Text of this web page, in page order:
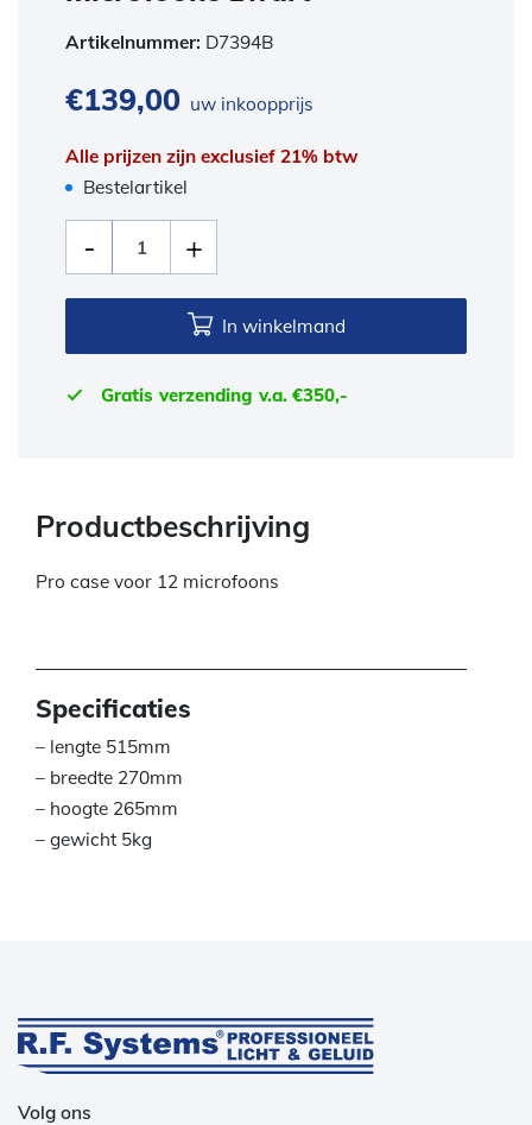
Artikelnummer: D7394B
€139,00 uw inkoopprijs
Alle prijzen zijn exclusief 21% btw
Bestelartikel
In winkelmand
Gratis verzending v.a. €350,-
Productbeschrijving
Pro case voor 12 microfoons
Specificaties
– lengte 515mm
– breedte 270mm
– hoogte 265mm
– gewicht 5kg
Volg ons